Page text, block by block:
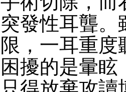
突發性耳聾。
限，一耳重
困擾的是暈